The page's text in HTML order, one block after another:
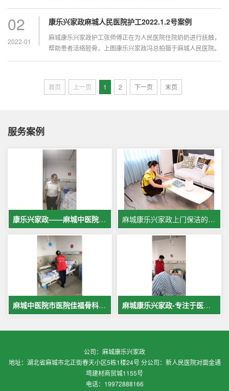
02
2022-01
康乐兴家政麻城人民医院护工2022.1.2号案例
麻城康乐兴家政护工张师傅正在为人民医院住院奶奶进行抚触，
帮助患者活络胫骨，上图康乐兴家政冯总拍摄于麻城人民医院。
首页 上一页 1 2 下一页 末页
服务案例
康乐兴家政——麻城中医院专业护工服务，让爱与专业同行 麻城康乐兴家政上门保洁的案例
麻城中医院市医院佳福骨科医院铁路医院护工案例展示 麻城康乐兴家政-专注于医院护理，致力于打造全麻城优质护工护理
公司：麻城康乐兴家政
地址：湖北省麻城市北正街春天小区5栋1楼24号 分公司：新人民医院对面金通
塆建材商贸城1155号
电话：19972888166